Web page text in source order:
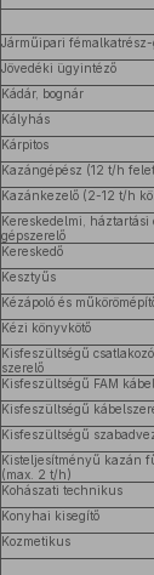
Járműipari fémalkatrész-
Jövedéki ügyintéző
Kádár, bognár
Kályhás
Kárpitos
Kazángépész (12 t/h
Kazánkezelő (2-12 t/h
Kereskedelmi, háztartási
gépszerelő
Kereskedő
Kesztyűs
Kézápoló és
Kézi könyvkötő
Kisfeszültségű
szerelő
Kisfeszültségű FAM
Kisfeszültségű
Kisfeszültségű
Kisteljesítményű kazán
(max. 2 t/h)
Kohászati technikus
Konyhai kisegítő
Kozmetikus